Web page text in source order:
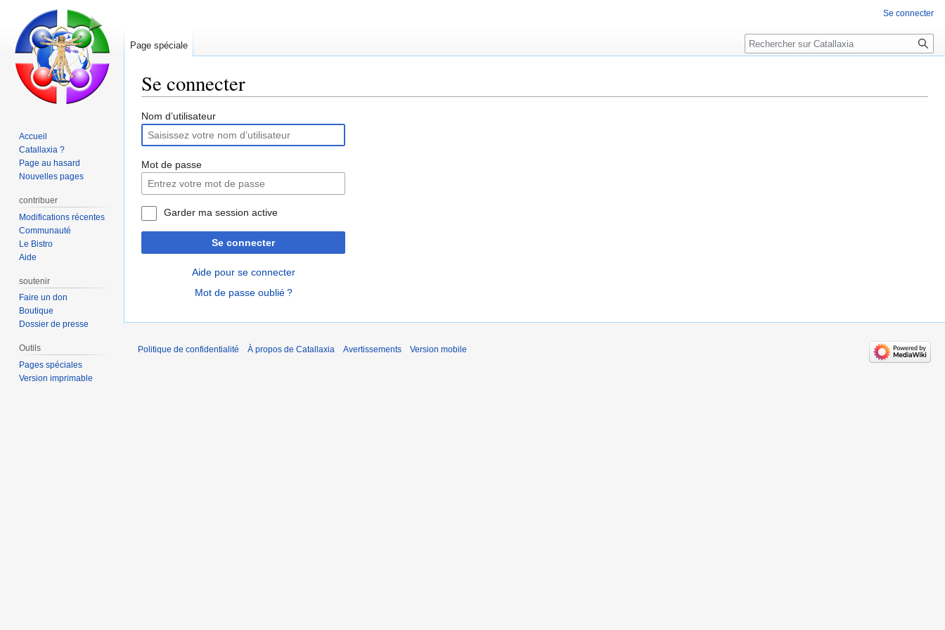
Se connecter
Aller
la
navigation
Aller
la
recherche
Nom d’utilisateur
Mot de passe
Garder ma session active
Se connecter
Aide pour se connecter
Mot de passe oublié ?
Se connecter
Page spéciale Rechercher
Accueil
Catallaxia ?
Page au hasard
Nouvelles pages
contribuer
Modifications récentes
Communauté
Le Bistro
Aide
soutenir
Faire un don
Boutique
Dossier de presse
Outils
Pages spéciales
Version imprimable
Politique de confidentialité À propos de Catallaxia Avertissements Version mobile